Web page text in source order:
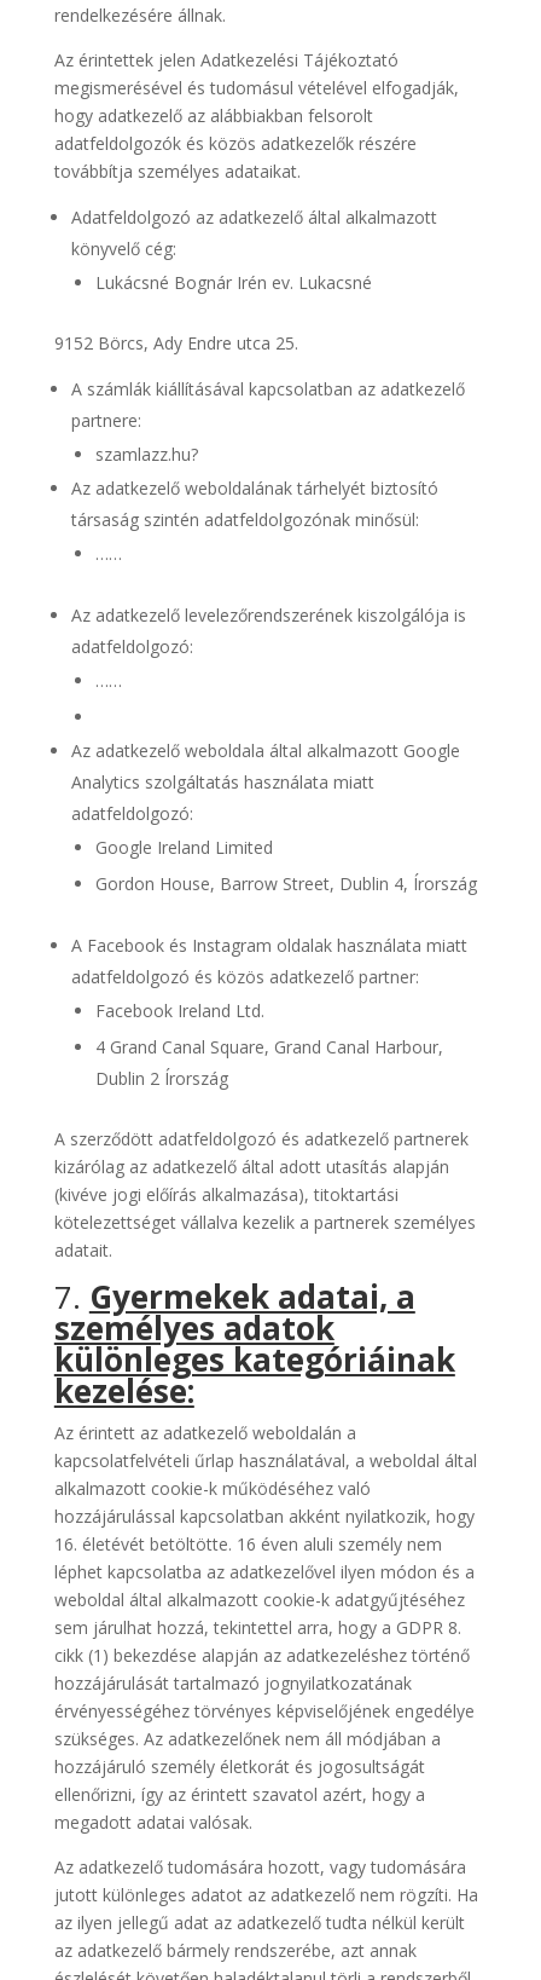
rendelkezésére állnak.
Az érintettek jelen Adatkezelési Tájékoztató
megismerésével és tudomásul vételével elfogadják,
hogy adatkezelő az alábbiakban felsorolt
adatfeldolgozók és közös adatkezelők részére
továbbítja személyes adataikat.
Adatfeldolgozó az adatkezelő által alkalmazott
könyvelő cég:
Lukácsné Bognár Irén ev. Lukacsné
9152 Börcs, Ady Endre utca 25.
A számlák kiállításával kapcsolatban az adatkezelő
partnere:
szamlazz.hu?
Az adatkezelő weboldalának tárhelyét biztosító
társaság szintén adatfeldolgozónak minősül:
……
Az adatkezelő levelezőrendszerének kiszolgálója is
adatfeldolgozó:
……
Az adatkezelő weboldala által alkalmazott Google
Analytics szolgáltatás használata miatt
adatfeldolgozó:
Google Ireland Limited
Gordon House, Barrow Street, Dublin 4, Írország
A Facebook és Instagram oldalak használata miatt
adatfeldolgozó és közös adatkezelő partner:
Facebook Ireland Ltd.
4 Grand Canal Square, Grand Canal Harbour,
Dublin 2 Írország
A szerződött adatfeldolgozó és adatkezelő partnerek
kizárólag az adatkezelő által adott utasítás alapján
(kivéve jogi előírás alkalmazása), titoktartási
kötelezettséget vállalva kezelik a partnerek személyes
adatait.
7. Gyermekek adatai, a
személyes adatok
különleges kategóriáinak
kezelése:
Az érintett az adatkezelő weboldalán a
kapcsolatfelvételi űrlap használatával, a weboldal által
alkalmazott cookie-k működéséhez való
hozzájárulással kapcsolatban akként nyilatkozik, hogy
16. életévét betöltötte. 16 éven aluli személy nem
léphet kapcsolatba az adatkezelővel ilyen módon és a
weboldal által alkalmazott cookie-k adatgyűjtéséhez
sem járulhat hozzá, tekintettel arra, hogy a GDPR 8.
cikk (1) bekezdése alapján az adatkezeléshez történő
hozzájárulását tartalmazó jognyilatkozatának
érvényességéhez törvényes képviselőjének engedélye
szükséges. Az adatkezelőnek nem áll módjában a
hozzájáruló személy életkorát és jogosultságát
ellenőrizni, így az érintett szavatol azért, hogy a
megadott adatai valósak.
Az adatkezelő tudomására hozott, vagy tudomására
jutott különleges adatot az adatkezelő nem rögzíti. Ha
az ilyen jellegű adat az adatkezelő tudta nélkül került
az adatkezelő bármely rendszerébe, azt annak